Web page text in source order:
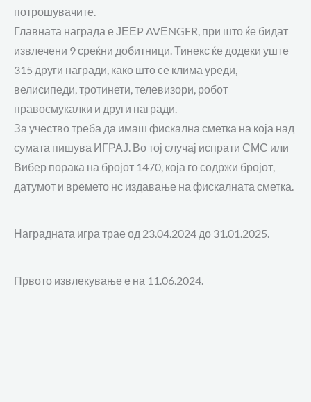
потрошувачите.
Главната награда е ЈЕЕP AVЕNGER, при што ќе бидат
извлечени 9 среќни добитници. Тинекс ќе додеки уште
315 други награди, како што се клима уреди,
велисипеди, тротинети, телевизори, робот
правосмукалки и други награди.
За учество треба да имаш фискална сметка на која над
сумата пишува ИГРАЈ. Во тој случај испрати СМС или
Вибер порака на бројот 1470, која го содржи бројот,
датумот и времето нс издавање на фискалната сметка.
Наградната игра трае од 23.04.2024 до 31.01.2025.
Првото извлекување е на 11.06.2024.